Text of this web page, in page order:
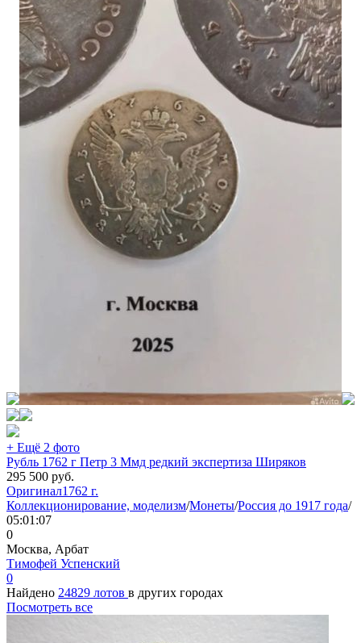
+ Ещё 2 фото
Рубль 1762 г Петр 3 Ммд редкий экспертиза Ширяков
295 500 руб.
Оригинал1762 г.
Коллекционирование, моделизм/Монеты/Россия до 1917 года/
05:01:07
0
Москва, Арбат
Тимофей Успенский
0
Найдено 24829 лотов в других городах
Посмотреть все